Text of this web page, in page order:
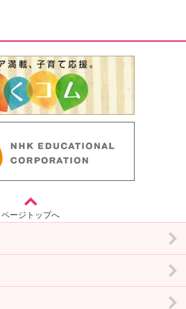
ページトップへ